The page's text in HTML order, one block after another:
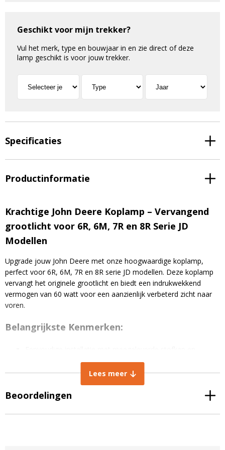
Geschikt voor mijn trekker?
Vul het merk, type en bouwjaar in en zie direct of deze
lamp geschikt is voor jouw trekker.
Specificaties
Productinformatie
Krachtige John Deere Koplamp – Vervangend
grootlicht voor 6R, 6M, 7R en 8R Serie JD
Modellen
Upgrade jouw John Deere met onze hoogwaardige koplamp,
perfect voor 6R, 6M, 7R en 8R serie JD modellen. Deze koplamp
vervangt het originele grootlicht en biedt een indrukwekkend
vermogen van 60 watt voor een aanzienlijk verbeterd zicht naar
voren.
Belangrijkste Kenmerken:
identieke montagebeugel als het origineel.
Krachtige Osram LED-chips zorgen voor een lange
levensduur van 50.000 uur.
IP67-classificatie maakt de lamp stof- en waterdicht voor
Lees meer
Beoordelingen